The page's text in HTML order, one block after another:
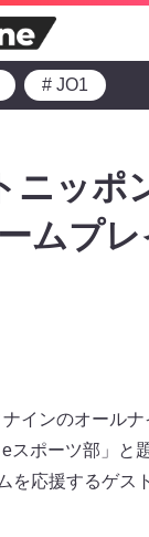
# JO1
ニッポ
ムプ
インのオール
スポーツ部」と
応援するゲス